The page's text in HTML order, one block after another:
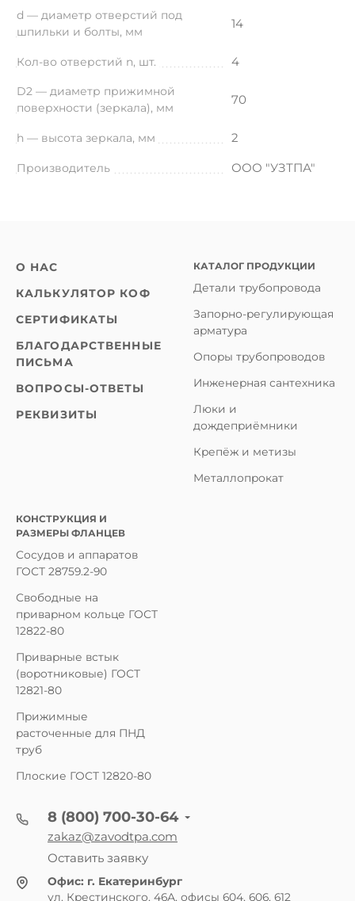
d — диаметр отверстий под
шпильки и болты, мм
14
Кол-во отверстий n, шт. 4
D2 — диаметр прижимной
поверхности (зеркала), мм
70
h — высота зеркала, мм 2
Производитель ООО "УЗТПА"
О НАС
КАЛЬКУЛЯТОР КОФ
СЕРТИФИКАТЫ
БЛАГОДАРСТВЕННЫЕ
ПИСЬМА
ВОПРОСЫ-ОТВЕТЫ
РЕКВИЗИТЫ
КАТАЛОГ ПРОДУКЦИИ
Детали трубопровода
Запорно-регулирующая
арматура
Опоры трубопроводов
Инженерная сантехника
Люки и
дождеприёмники
Крепёж и метизы
Металлопрокат
КОНСТРУКЦИЯ И
РАЗМЕРЫ ФЛАНЦЕВ
Сосудов и аппаратов
ГОСТ 28759.2-90
Свободные на
приварном кольце ГОСТ
12822-80
Приварные встык
(воротниковые) ГОСТ
12821-80
Прижимные
расточенные для ПНД
труб
Плоские ГОСТ 12820-80
8 (800) 700-30-64
zakaz@zavodtpa.com
Оставить заявку
Офис: г. Екатеринбург
ул. Крестинского, 46А, офисы 604, 606, 612